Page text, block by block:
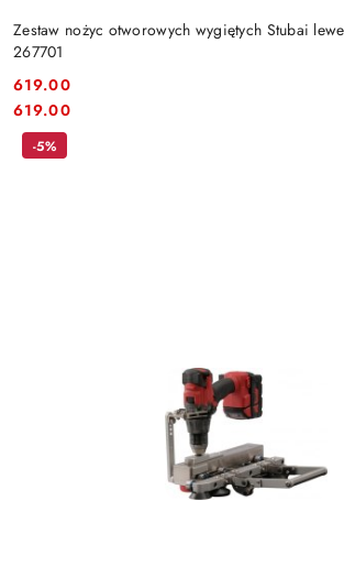
Zestaw nożyc otworowych wygiętych Stubai
267701
Cena:
619.00
Cena:
619.00
-5%